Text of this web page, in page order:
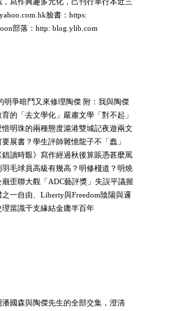
臉書：https:
部落：http: blog.ylib.com
明爭暗鬥又來修理陶傑 附：我與陶傑
的「去文學化」嚴肅文學「對不起」
明珠的兩種態度滬港雙城記夜遊兩文
展書？學生評師雜憶龍子不「蠢」
讀時艱》寫作經過秋後算賬憑甚麼罵
羽毛球員高級有幾高？明修棧道？明燒
歪聯大觀「ADC藝評獎」失誤平議握
一自由、Liberty與Freedom陰陽與邏
當識干支緣結金庸半百年
國森與陶傑先生的全部交集，澄清